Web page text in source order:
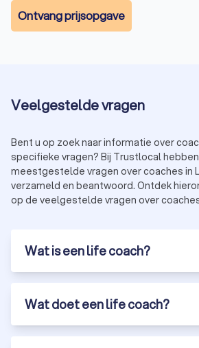
Ontvang prijsopgave
Veelgestelde vragen
Bent u op zoek naar informatie over
specifieke vragen? Bij Trustlocal
meestgestelde vragen over coaches in
verzameld en beantwoord. Ontdek
op de veelgestelde vragen over
Wat is een life coach?
Wat doet een life coach?